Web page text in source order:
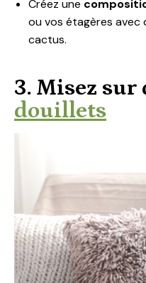
Créez une
ou vos étagères
cactus.
3. Misez sur
douillets